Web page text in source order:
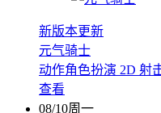
新版本更新
元气骑士
动作角色扮演 2D 射
查看
08/10周一